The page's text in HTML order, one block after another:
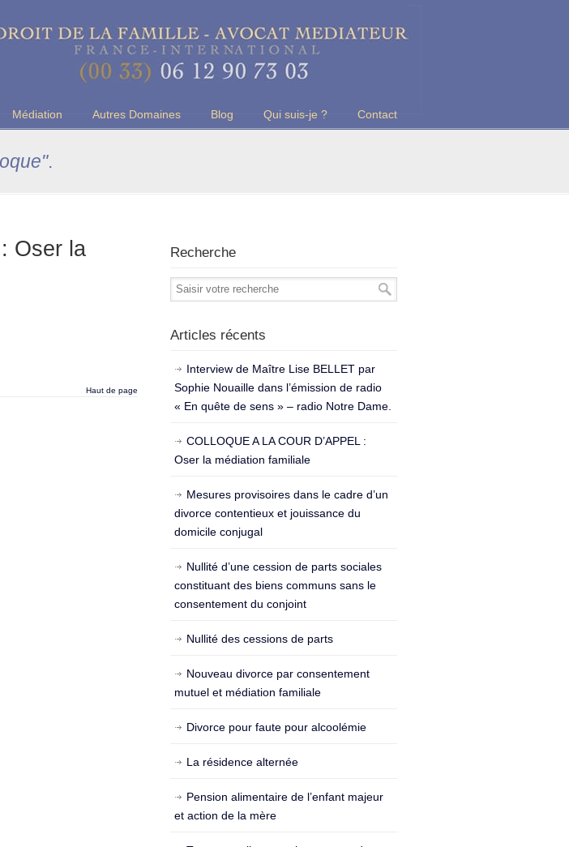
Médiation Autres Domaines Blog Qui suis-je ? Contact
.
Oser la
Haut de page
Recherche
Articles récents
Interview de Maître Lise BELLET par
Sophie Nouaille dans l’émission de radio
« En quête de sens » – radio Notre Dame.
COLLOQUE A LA COUR D’APPEL :
Oser la médiation familiale
Mesures provisoires dans le cadre d’un
divorce contentieux et jouissance du
domicile conjugal
Nullité d’une cession de parts sociales
constituant des biens communs sans le
consentement du conjoint
Nullité des cessions de parts
Nouveau divorce par consentement
mutuel et médiation familiale
Divorce pour faute pour alcoolémie
La résidence alternée
Pension alimentaire de l’enfant majeur
et action de la mère